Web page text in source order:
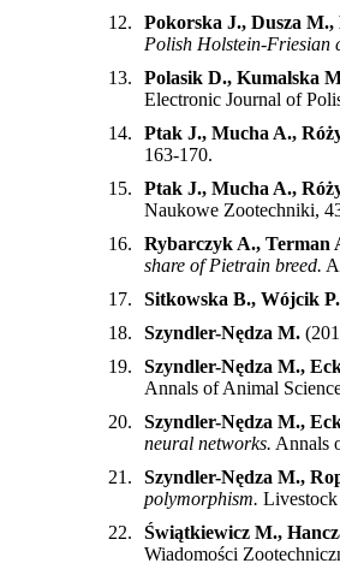
12.
Pokorska J., Dusza
Polish Holstein-Friesian
13.
Polasik D., Kumalska
Electronic Journal of
14.
Ptak J., Mucha A.,
163-170.
15.
Ptak J., Mucha A.,
Naukowe Zootechniki,
16.
Rybarczyk A., Terman
share of Pietrain breed.
17.
Sitkowska B., Wójcik
18.
Szyndler-Nędza M.
19.
Szyndler-Nędza M.,
Annals of Animal
20.
Szyndler-Nędza M.,
neural networks. Annals
21.
Szyndler-Nędza M.,
polymorphism. Livestock
22.
Świątkiewicz M.,
Wiadomości